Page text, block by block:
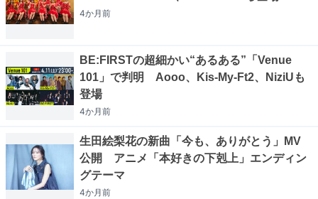
4か月前
BE:FIRSTの超細かい“あるある”「Venue
101」で判明 Aooo、Kis-My-Ft2、NiziUも
登場
4か月前
生田絵梨花の新曲「今も、ありがとう」MV
公開 アニメ「本好きの下剋上」エンディン
グテーマ
4か月前